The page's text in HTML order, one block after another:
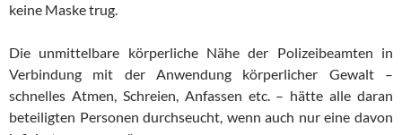
keine Maske trug.
Die unmittelbare körperliche Nähe der Polizeibeamten in
Verbindung mit der Anwendung körperlicher Gewalt –
schnelles Atmen, Schreien, Anfassen etc. – hätte alle daran
beteiligten Personen durchseucht, wenn auch nur eine davon